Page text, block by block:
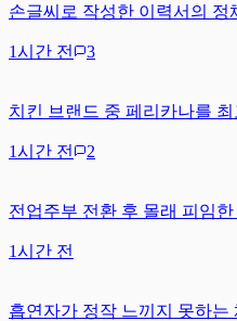
손글씨로 작성한 이력서의 정
1시간 전 3
치킨 브랜드 중 페리카나를
1시간 전 2
전업주부 전환 후 몰래 피임한
1시간 전
흡연자가 정작 느끼지 못하는